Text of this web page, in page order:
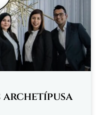
archetípusa